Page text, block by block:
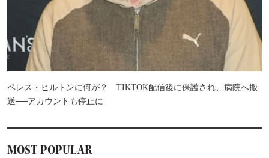
ペレス・ヒルトンに何が？ TIKTOK配信後に保護され、病院へ搬
送──アカウントも停止に
MOST POPULAR